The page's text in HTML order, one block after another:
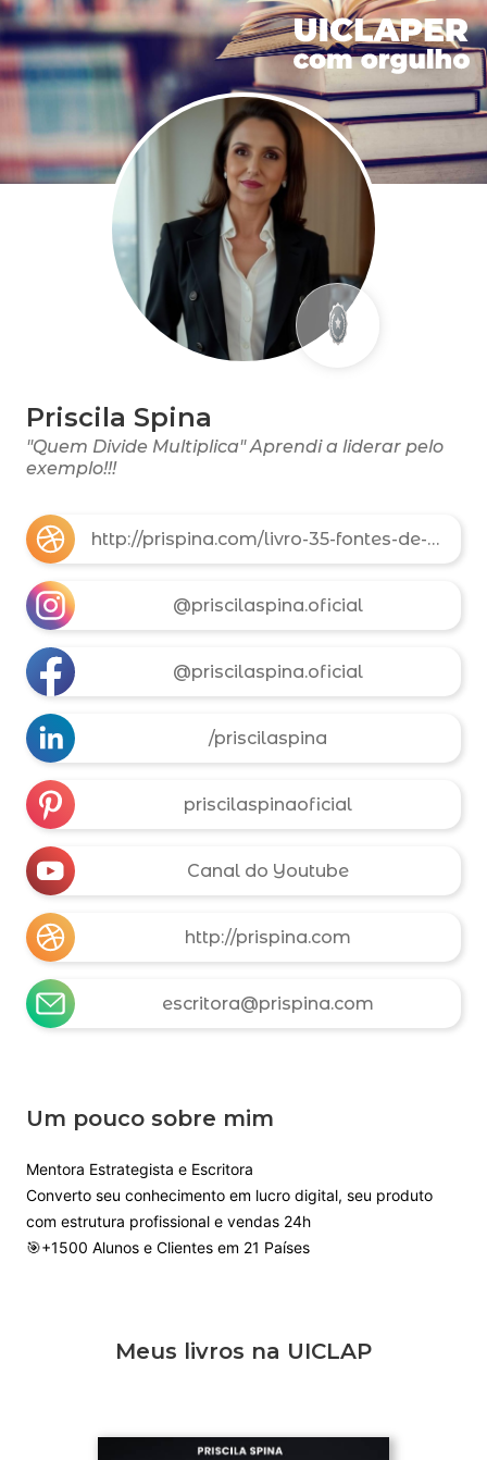
Priscila Spina
"Quem Divide Multiplica" Aprendi a liderar pelo
exemplo!!!
http://prispina.com/livro-35-fontes-de-renda-extra
@priscilaspina.oficial
@priscilaspina.oficial
/priscilaspina
priscilaspinaoficial
Canal do Youtube
http://prispina.com
escritora@prispina.com
Um pouco sobre mim
Mentora Estrategista e Escritora
Converto seu conhecimento em lucro digital, seu produto
com estrutura profissional e vendas 24h
🎯+1500 Alunos e Clientes em 21 Países
Meus livros na UICLAP